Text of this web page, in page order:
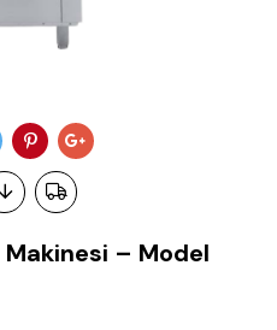
Makinesi – Model